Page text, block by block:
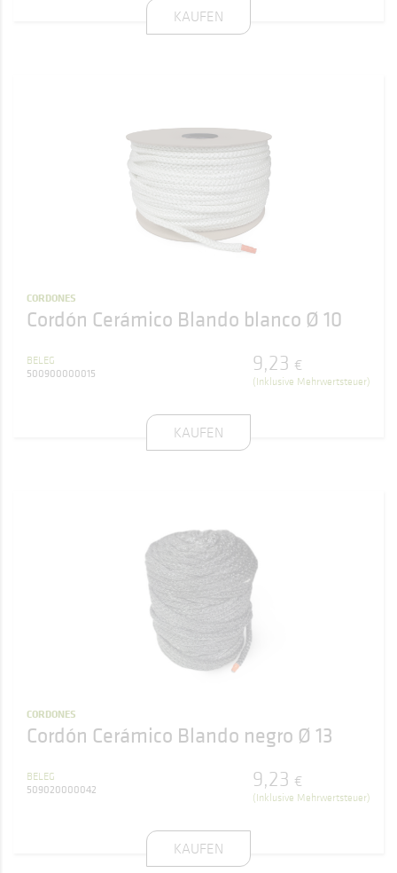
KAUFEN
CORDONES
Cordón Cerámico Blando blanco Ø 10
BELEG
500900000015
9,23 €
(Inklusive Mehrwertsteuer)
KAUFEN
CORDONES
Cordón Cerámico Blando negro Ø 13
BELEG
509020000042
9,23 €
(Inklusive Mehrwertsteuer)
KAUFEN